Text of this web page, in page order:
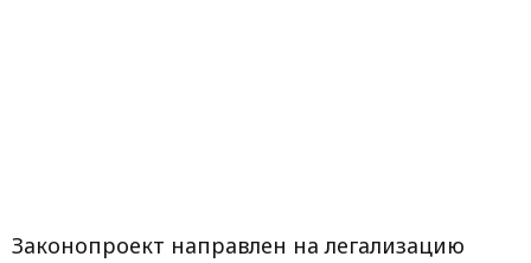
Законопроект направлен на легализацию